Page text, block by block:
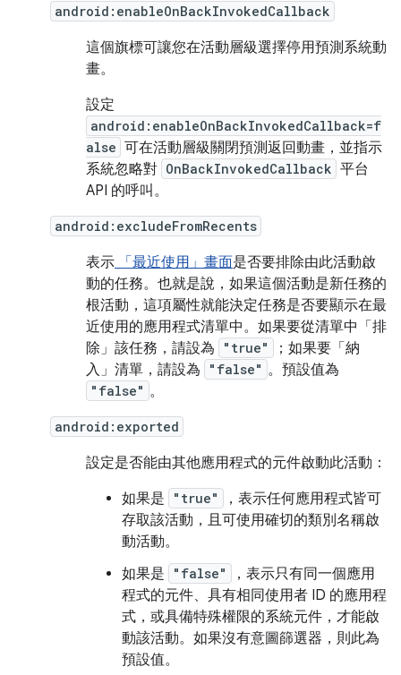
android:enableOnBackInvokedCallback
這個旗標可讓您在活動層級選擇停用預測系統動
畫。
設定
android:enableOnBackInvokedCallback=f
alse 可在活動層級關閉預測返回動畫，並指示
系統忽略對 OnBackInvokedCallback 平台
API 的呼叫。
android:excludeFromRecents
表示 「最近使用」畫面是否要排除由此活動啟
動的任務。也就是說，如果這個活動是新任務的
根活動，這項屬性就能決定任務是否要顯示在最
近使用的應用程式清單中。如果要從清單中「排
除」 該任務，請設為 "true"
；如果要「納
入」 清單，請設為 "false" 。預設值為
"false" 。
android:exported
設定是否能由其他應用程式的元件啟動此活動：
如果是
"true"
，表示任何應用程式皆可
存取該活動，且可使用確切的類別名稱啟
動活動。
如果是
"false"
，表示只有同一個應用
程式的元件、具有相同使用者 ID 的應用程
式，或具備特殊權限的系統元件，才能啟
動該活動。如果沒有意圖篩選器，則此為
預設值。